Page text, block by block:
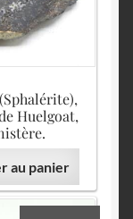
Huelgoat,
au panier